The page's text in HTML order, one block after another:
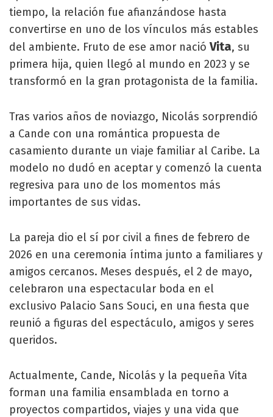
tiempo, la relación fue afianzándose hasta
convertirse en uno de los vínculos más estables
del ambiente. Fruto de ese amor nacióVita, su
primera hija, quien llegó al mundo en 2023 y se
transformó en la gran protagonista de la familia.
Tras varios años de noviazgo, Nicolás sorprendió
a Cande con una romántica propuesta de
casamiento durante un viaje familiar al Caribe. La
modelo no dudó en aceptar y comenzó la cuenta
regresiva para uno de los momentos más
importantes de sus vidas.
La pareja dio el sí por civil a fines de febrero de
2026 en una ceremonia íntima junto a familiares y
amigos cercanos. Meses después, el 2 de mayo,
celebraron una espectacular boda en el
exclusivo Palacio Sans Souci, en una fiesta que
reunió a figuras del espectáculo, amigos y seres
queridos.
Actualmente, Cande, Nicolás y la pequeña Vita
forman una familia ensamblada en torno a
proyectos compartidos, viajes y una vida que